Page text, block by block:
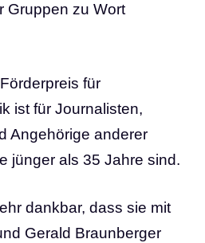
Gruppen zu Wort
für
ist für Journalisten,
Angehörige anderer
jünger als 35 Jahre sind.
dankbar, dass sie mit
Gerald Braunberger